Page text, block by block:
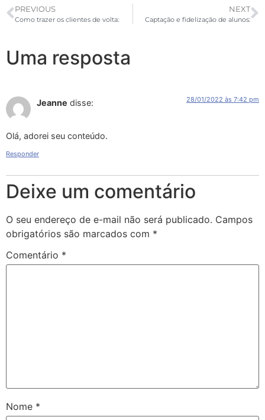
PREVIOUS
Como trazer os clientes de volta:
NEXT
Captação e fidelização de alunos:
Uma resposta
Jeanne disse: 28/01/2022 às 7:42 pm
Olá, adorei seu conteúdo.
Responder
Deixe um comentário
O seu endereço de e-mail não será publicado. Campos
obrigatórios são marcados com *
Comentário *
Nome *